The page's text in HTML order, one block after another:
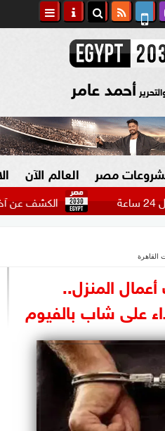
أحمد عامر
مصر
صنع في مصر
العالم الآن
الكشف عن آخر
القاهرة
المنزل..
على شاب بالفيوم